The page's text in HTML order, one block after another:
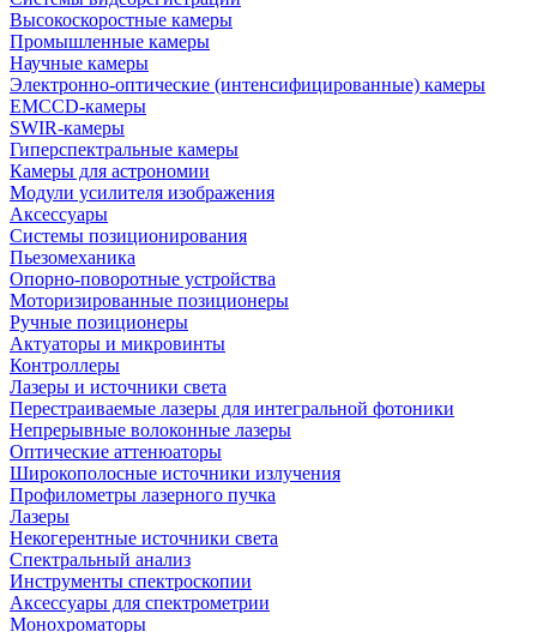
Высокоскоростные камеры
Промышленные камеры
Научные камеры
Электронно-оптические (интенсифицированные) камеры
EMCCD-камеры
SWIR-камеры
Гиперспектральные камеры
Камеры для астрономии
Модули усилителя изображения
Аксессуары
Системы позиционирования
Пьезомеханика
Опорно-поворотные устройства
Моторизированные позиционеры
Ручные позиционеры
Актуаторы и микровинты
Контроллеры
Лазеры и источники света
Перестраиваемые лазеры для интегральной фотоники
Непрерывные волоконные лазеры
Оптические аттенюаторы
Широкополосные источники излучения
Профилометры лазерного пучка
Лазеры
Некогерентные источники света
Спектральный анализ
Инструменты спектроскопии
Аксессуары для спектрометрии
Монохроматоры